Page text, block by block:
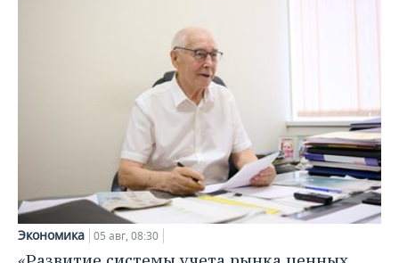
Экономика 05 авг, 08:30